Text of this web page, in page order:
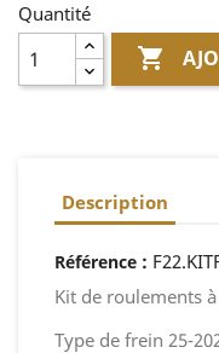
Quantité

Description
Référence :
Kit de roulements
Type de frein 25-